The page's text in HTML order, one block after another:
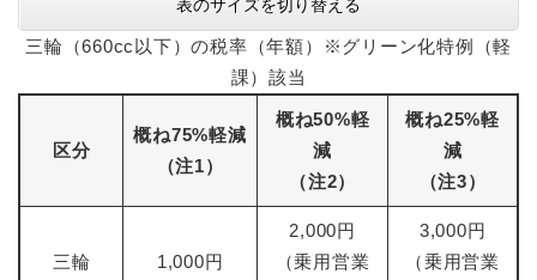
表のサイズを切り替える
三輪（660cc以下）の税率（年額）※グリーン化特例（軽
課）該当
区分
概ね75%軽減
（注1）
概ね50%軽
減
（注2）
概ね25%軽
減
（注3）
三輪 1,000円
2,000円
（乗用営業
3,000円
（乗用営業